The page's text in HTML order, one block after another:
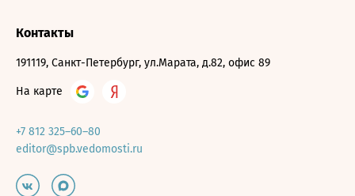
Контакты
191119, Санкт-Петербург, ул.Марата, д.82, офис 89
На карте
+7 812 325–60–80
editor@spb.vedomosti.ru